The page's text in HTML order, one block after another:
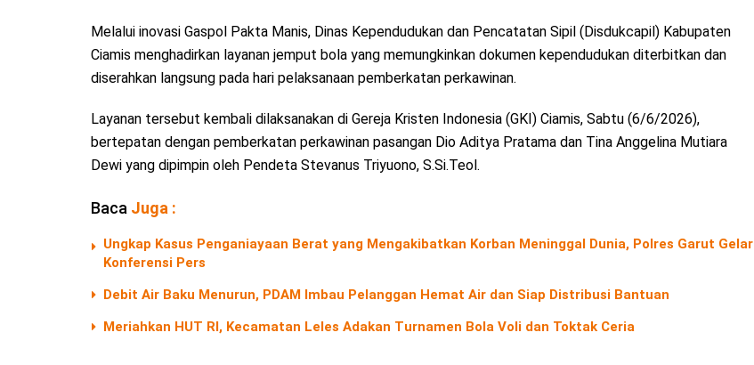
Melalui inovasi Gaspol Pakta Manis, Dinas Kependudukan dan Pencatatan Sipil (Disdukcapil) Kabupaten
Ciamis menghadirkan layanan jemput bola yang memungkinkan dokumen kependudukan diterbitkan dan
diserahkan langsung pada hari pelaksanaan pemberkatan perkawinan.
Layanan tersebut kembali dilaksanakan di Gereja Kristen Indonesia (GKI) Ciamis, Sabtu (6/6/2026),
bertepatan dengan pemberkatan perkawinan pasangan Dio Aditya Pratama dan Tina Anggelina Mutiara
Dewi yang dipimpin oleh Pendeta Stevanus Triyuono, S.Si.Teol.
Baca Juga :
Ungkap Kasus Penganiayaan Berat yang Mengakibatkan Korban Meninggal Dunia, Polres Garut Gelar
Konferensi Pers
Debit Air Baku Menurun, PDAM Imbau Pelanggan Hemat Air dan Siap Distribusi Bantuan
Meriahkan HUT RI, Kecamatan Leles Adakan Turnamen Bola Voli dan Toktak Ceria